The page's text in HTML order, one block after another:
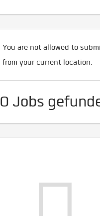
You are not allowed to
from your current location.
0 Jobs